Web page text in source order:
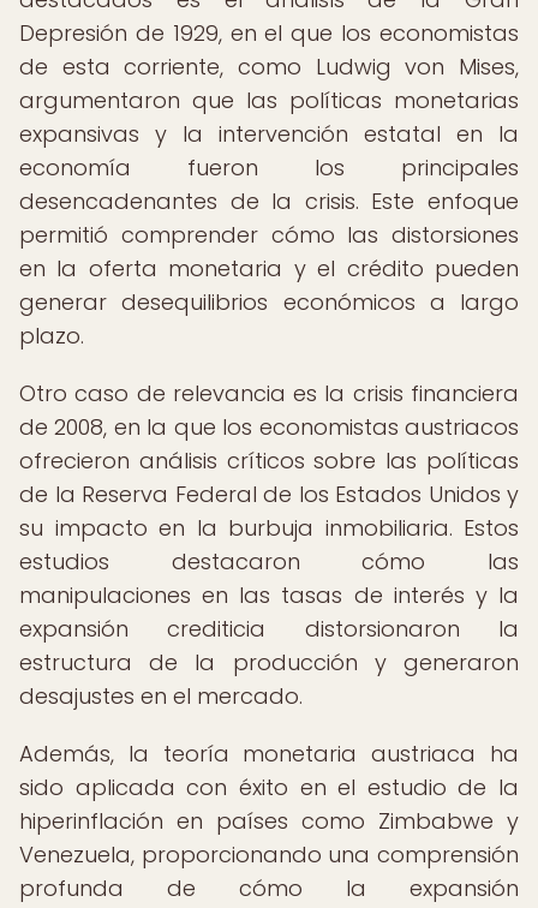
Depresión de 1929, en el que los economistas
de esta corriente, como Ludwig von Mises,
argumentaron que las políticas monetarias
expansivas y la intervención estatal en la
economía fueron los principales
desencadenantes de la crisis. Este enfoque
permitió comprender cómo las distorsiones
en la oferta monetaria y el crédito pueden
generar desequilibrios económicos a largo
plazo.
Otro caso de relevancia es la crisis financiera
de 2008, en la que los economistas austriacos
ofrecieron análisis críticos sobre las políticas
de la Reserva Federal de los Estados Unidos y
su impacto en la burbuja inmobiliaria. Estos
estudios destacaron cómo las
manipulaciones en las tasas de interés y la
expansión crediticia distorsionaron la
estructura de la producción y generaron
desajustes en el mercado.
Además, la teoría monetaria austriaca ha
sido aplicada con éxito en el estudio de la
hiperinflación en países como Zimbabwe y
Venezuela, proporcionando una comprensión
profunda de cómo la expansión